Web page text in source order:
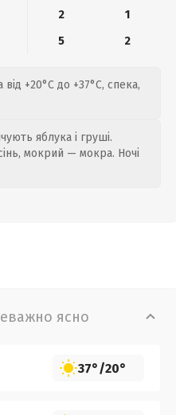
2
1
5 2
+20°C до +37°C, спека,
яблука і груші.
мокрий — мокра. Ночі
ясно
37°/20°